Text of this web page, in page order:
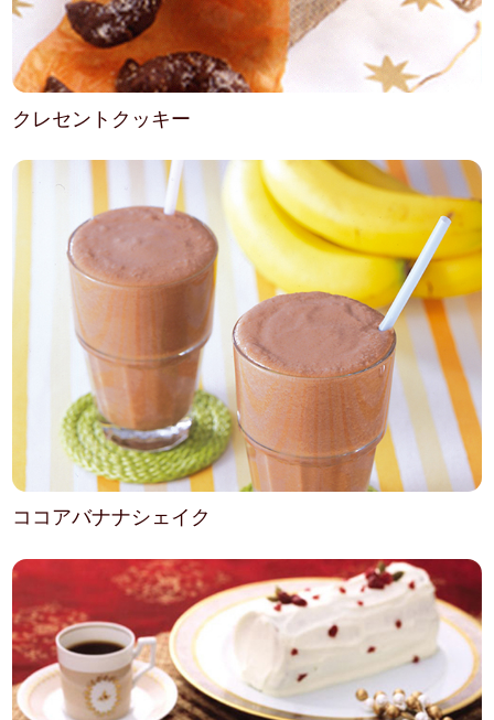
クレセントクッキー
ココアバナナシェイク